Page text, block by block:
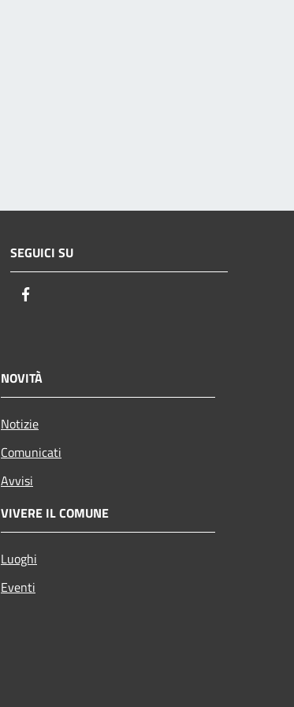
SEGUICI SU
NOVITÀ
Notizie
Comunicati
Avvisi
VIVERE IL COMUNE
Luoghi
Eventi